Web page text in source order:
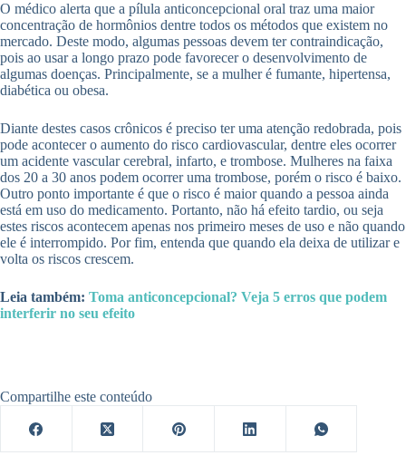
O médico alerta que a pílula anticoncepcional oral traz uma maior
concentração de hormônios dentre todos os métodos que existem no
mercado. Deste modo, algumas pessoas devem ter contraindicação,
pois ao usar a longo prazo pode favorecer o desenvolvimento de
algumas doenças. Principalmente, se a mulher é fumante, hipertensa,
diabética ou obesa.
Diante destes casos crônicos é preciso ter uma atenção redobrada, pois
pode acontecer o aumento do risco cardiovascular, dentre eles ocorrer
um acidente vascular cerebral, infarto, e trombose. Mulheres na faixa
dos 20 a 30 anos podem ocorrer uma trombose, porém o risco é baixo.
Outro ponto importante é que o risco é maior quando a pessoa ainda
está em uso do medicamento. Portanto, não há efeito tardio, ou seja
estes riscos acontecem apenas nos primeiro meses de uso e não quando
ele é interrompido. Por fim, entenda que quando ela deixa de utilizar e
volta os riscos crescem.
Leia também: Toma anticoncepcional? Veja 5 erros que podem
interferir no seu efeito
Compartilhe este conteúdo